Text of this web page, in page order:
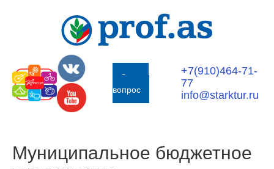
Задать
вопрос
+7(910)464-71-
77
info@starktur.ru
Муниципальное бюджетное